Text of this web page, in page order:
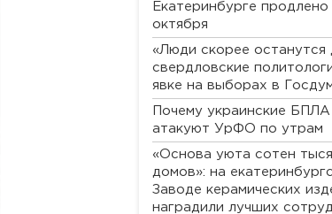
Екатеринбурге продлено
октября
«Люди скорее останутся
свердловские
явке на выборах в
Почему украинские БПЛА
атакуют УрФО по утрам
«Основа уюта сотен
домов»: на
Заводе керамических
наградили лучших